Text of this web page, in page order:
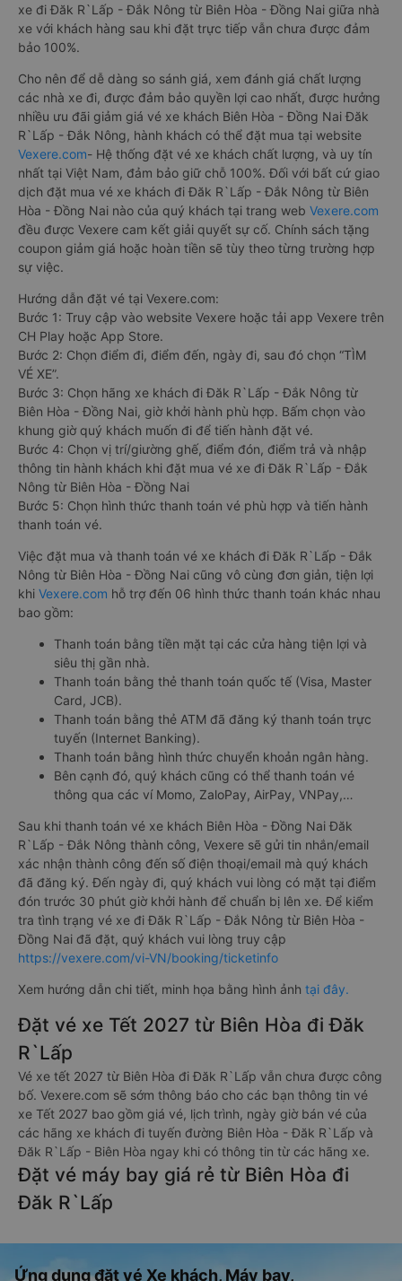
xe đi Đăk R`Lấp - Đắk Nông từ Biên Hòa - Đồng Nai giữa nhà
xe với khách hàng sau khi đặt trực tiếp vẫn chưa được đảm
bảo 100%.
Cho nên để dễ dàng so sánh giá, xem đánh giá chất lượng
các nhà xe đi, được đảm bảo quyền lợi cao nhất, được hưởng
nhiều ưu đãi giảm giá vé xe khách Biên Hòa - Đồng Nai Đăk
R`Lấp - Đắk Nông, hành khách có thể đặt mua tại website
Vexere.com- Hệ thống đặt vé xe khách chất lượng, và uy tín
nhất tại Việt Nam, đảm bảo giữ chỗ 100%. Đối với bất cứ giao
dịch đặt mua vé xe khách đi Đăk R`Lấp - Đắk Nông từ Biên
Hòa - Đồng Nai nào của quý khách tại trang web Vexere.com
đều được Vexere cam kết giải quyết sự cố. Chính sách tặng
coupon giảm giá hoặc hoàn tiền sẽ tùy theo từng trường hợp
sự việc.
Hướng dẫn đặt vé tại Vexere.com:
Bước 1: Truy cập vào website Vexere hoặc tải app Vexere trên
CH Play hoặc App Store.
Bước 2: Chọn điểm đi, điểm đến, ngày đi, sau đó chọn “TÌM
VÉ XE”.
Bước 3: Chọn hãng xe khách đi Đăk R`Lấp - Đắk Nông từ
Biên Hòa - Đồng Nai, giờ khởi hành phù hợp. Bấm chọn vào
khung giờ quý khách muốn đi để tiến hành đặt vé.
Bước 4: Chọn vị trí/giường ghế, điểm đón, điểm trả và nhập
thông tin hành khách khi đặt mua vé xe đi Đăk R`Lấp - Đắk
Nông từ Biên Hòa - Đồng Nai
Bước 5: Chọn hình thức thanh toán vé phù hợp và tiến hành
thanh toán vé.
Việc đặt mua và thanh toán vé xe khách đi Đăk R`Lấp - Đắk
Nông từ Biên Hòa - Đồng Nai cũng vô cùng đơn giản, tiện lợi
khi Vexere.com hỗ trợ đến 06 hình thức thanh toán khác nhau
bao gồm:
Thanh toán bằng tiền mặt tại các cửa hàng tiện lợi và
siêu thị gần nhà.
Thanh toán bằng thẻ thanh toán quốc tế (Visa, Master
Card, JCB).
Thanh toán bằng thẻ ATM đã đăng ký thanh toán trực
tuyến (Internet Banking).
Thanh toán bằng hình thức chuyển khoản ngân hàng.
Bên cạnh đó, quý khách cũng có thể thanh toán vé
thông qua các ví Momo, ZaloPay, AirPay, VNPay,…
Sau khi thanh toán vé xe khách Biên Hòa - Đồng Nai Đăk
R`Lấp - Đắk Nông thành công, Vexere sẽ gửi tin nhắn/email
xác nhận thành công đến số điện thoại/email mà quý khách
đã đăng ký. Đến ngày đi, quý khách vui lòng có mặt tại điểm
đón trước 30 phút giờ khởi hành để chuẩn bị lên xe. Để kiểm
tra tình trạng vé xe đi Đăk R`Lấp - Đắk Nông từ Biên Hòa -
Đồng Nai đã đặt, quý khách vui lòng truy cập
https://vexere.com/vi-VN/booking/ticketinfo
Xem hướng dẫn chi tiết, minh họa bằng hình ảnh tại đây.
Đặt vé xe Tết 2027 từ Biên Hòa đi Đăk
R`Lấp
Vé xe tết 2027 từ Biên Hòa đi Đăk R`Lấp vẫn chưa được công
bố. Vexere.com sẽ sớm thông báo cho các bạn thông tin vé
xe Tết 2027 bao gồm giá vé, lịch trình, ngày giờ bán vé của
các hãng xe khách đi tuyến đường Biên Hòa - Đăk R`Lấp và
Đăk R`Lấp - Biên Hòa ngay khi có thông tin từ các hãng xe.
Đặt vé máy bay giá rẻ từ Biên Hòa đi
Đăk R`Lấp
Ứng dụng đặt vé Xe khách, Máy bay,